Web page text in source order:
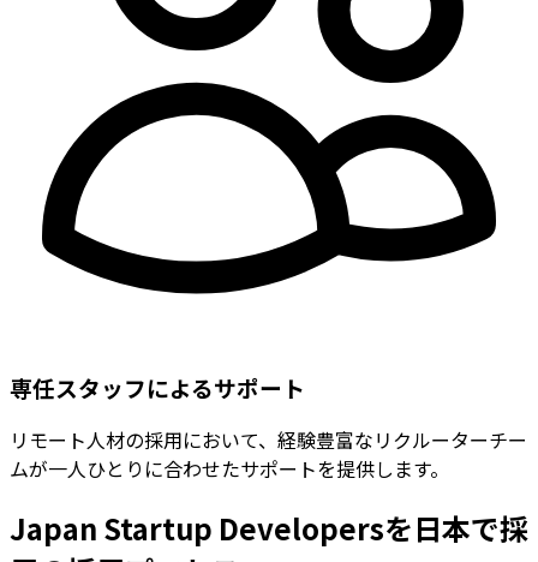
専任スタッフによるサポート
リモート人材の採用において、経験豊富なリクルーターチー
ムが一人ひとりに合わせたサポートを提供します。
Japan Startup Developersを日本で採